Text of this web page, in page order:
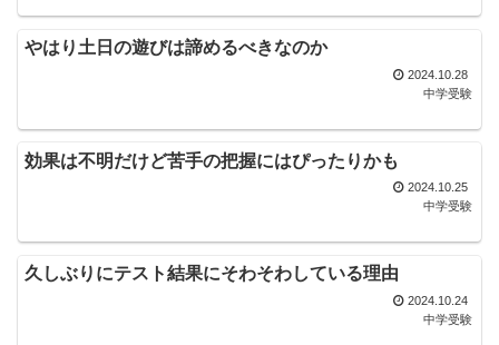
やはり土日の遊びは諦めるべきなのか
2024.10.28
中学受験
効果は不明だけど苦手の把握にはぴったりかも
2024.10.25
中学受験
久しぶりにテスト結果にそわそわしている理由
2024.10.24
中学受験